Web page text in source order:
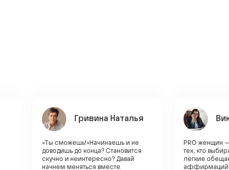
Гривина Наталья
«Ты сможешь!»Начинаешь и не
доводишь до конца? Становится
скучно и неинтересно? Давай
начнем меняться вместе.
PRO женщин
тех, кто
лёгкие
аффирмаций